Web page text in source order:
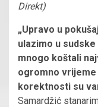
Direkt)
„Upravo u
ulazimo u
mnogo koštali
ogromno vrijeme
korektnosti su
Samardžić